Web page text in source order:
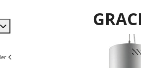
MOD_MENU_TOGGLE_SUBMENU_LABEL